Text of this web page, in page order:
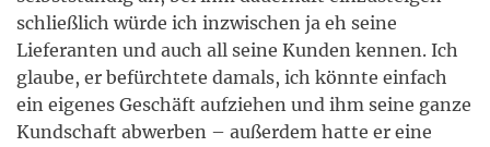
schließlich würde ich inzwischen ja eh seine
Lieferanten und auch all seine Kunden kennen. Ich
glaube, er befürchtete damals, ich könnte einfach
ein eigenes Geschäft aufziehen und ihm seine ganze
Kundschaft abwerben – außerdem hatte er eine